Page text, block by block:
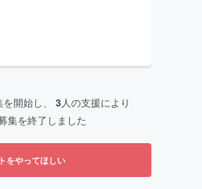
開始し、 3人の支援により
集を終了しました
をやってほしい